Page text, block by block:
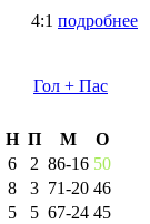
4:1 подробнее
Гол + Пас
Н П М
О
6 2 86-16 50
8 3 71-20 46
5 5 67-24 45